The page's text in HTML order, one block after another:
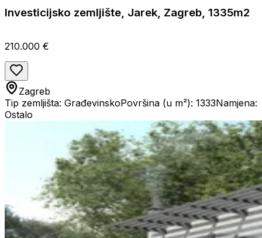
Investicijsko zemljište, Jarek, Zagreb, 1335m2
210.000 €
Zagreb
Tip zemljišta: GrađevinskoPovršina (u m²): 1333Namjena:
Ostalo